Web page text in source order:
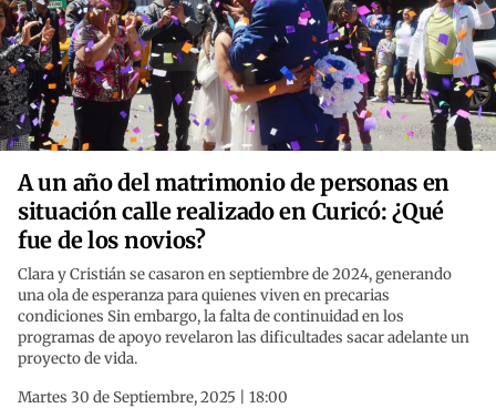
A un año del matrimonio de personas en
situación calle realizado en Curicó: ¿Qué
fue de los novios?
Clara y Cristián se casaron en septiembre de 2024, generando
una ola de esperanza para quienes viven en precarias
condiciones Sin embargo, la falta de continuidad en los
programas de apoyo revelaron las dificultades sacar adelante un
proyecto de vida.
Martes 30 de Septiembre, 2025 | 18:00